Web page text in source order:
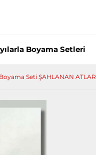
Boyama Setleri
Seti ŞAHLANAN ATLAR